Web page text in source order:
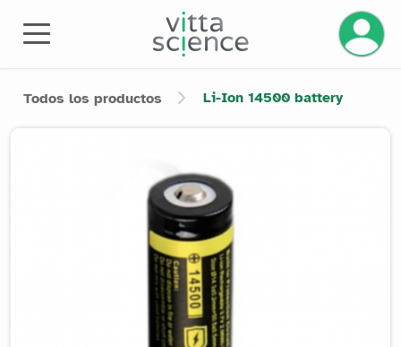
Todos los productos Li-Ion 14500 battery